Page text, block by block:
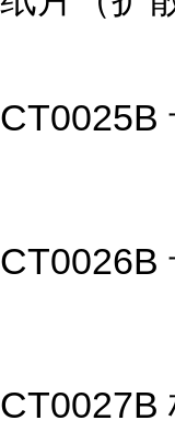
CT0025B
CT0026B
CT0027B